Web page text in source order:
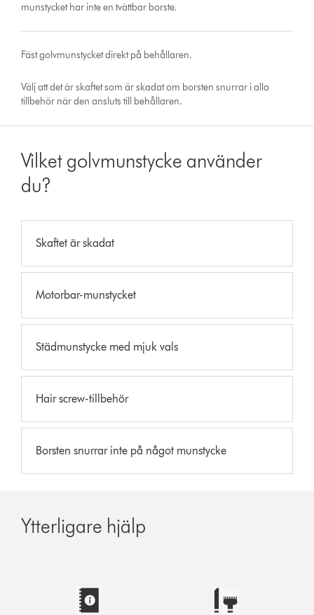
munstycket har inte en tvättbar borste.
Fäst golvmunstycket direkt på behållaren.
Välj att det är skaftet som är skadat om borsten snurrar i alla
tillbehör när den ansluts till behållaren.
Vilket golvmunstycke använder
du?
Skaftet är skadat
Motorbar-munstycket
Städmunstycke med mjuk vals
Hair screw-tillbehör
Borsten snurrar inte på något munstycke
Ytterligare hjälp